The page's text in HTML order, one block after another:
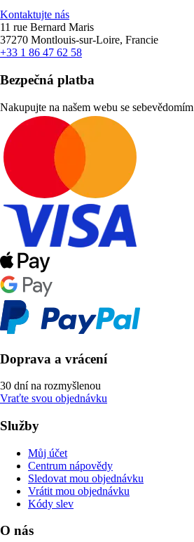
Kontaktujte nás
11 rue Bernard Maris
37270 Montlouis-sur-Loire, Francie
+33 1 86 47 62 58
Bezpečná platba
Nakupujte na našem webu se sebevědomím
Doprava a vrácení
30 dní na rozmyšlenou
Vraťte svou objednávku
Služby
Můj účet
Centrum nápovědy
Sledovat mou objednávku
Vrátit mou objednávku
Kódy slev
O nás